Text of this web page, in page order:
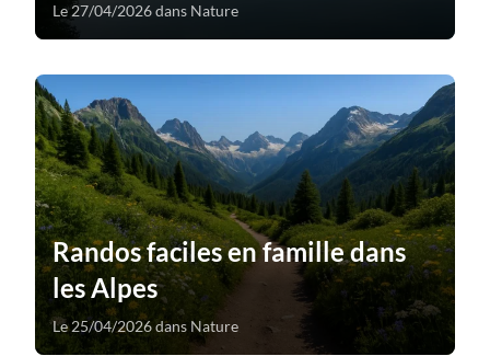
Le 27/04/2026 dans Nature
Randos faciles en famille dans
les Alpes
Le 25/04/2026 dans Nature